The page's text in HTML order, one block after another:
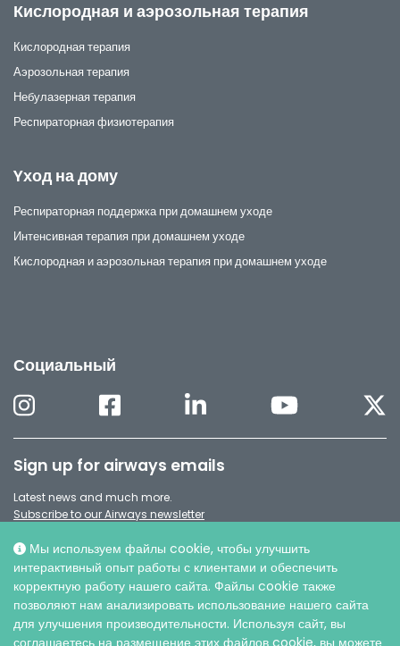
Мы используем файлы cookie, чтобы улучшить
интерактивный опыт работы с клиентами и обеспечить
корректную работу нашего сайта. Файлы cookie также
позволяют нам анализировать использование нашего сайта
для улучшения производительности. Используя сайт, вы
соглашаетесь на размещение этих файлов cookie, вы можете
Кислородная и аэрозольная терапия
Кислородная терапия
Аэрозольная терапия
Небулазерная терапия
Респираторная физиотерапия
Yход на дому
Респираторная поддержка при домашнем уходе
Интенсивная терапия при домашнем уходе
Кислородная и аэрозольная терапия при домашнем уходе
Социальный
Sign up for airways emails
Latest news and much more.
Subscribe to our Airways newsletter